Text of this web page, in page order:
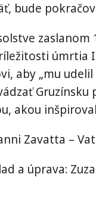
bude
úmrtia
aby „mu
akou
Zavatta –
a úprava: